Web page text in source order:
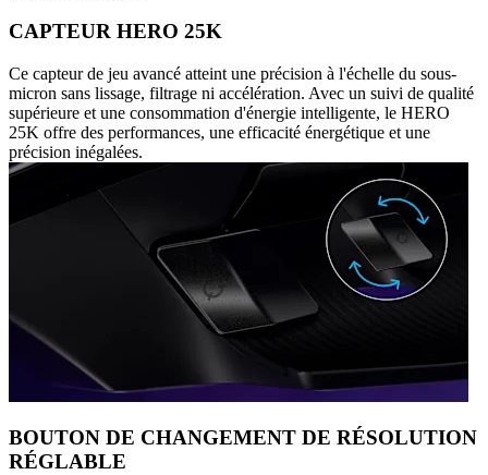
CAPTEUR HERO 25K
Ce capteur de jeu avancé atteint une précision à l'échelle du sous-
micron sans lissage, filtrage ni accélération. Avec un suivi de qualité
supérieure et une consommation d'énergie intelligente, le HERO
25K offre des performances, une efficacité énergétique et une
précision inégalées.
BOUTON DE CHANGEMENT DE RÉSOLUTION
RÉGLABLE